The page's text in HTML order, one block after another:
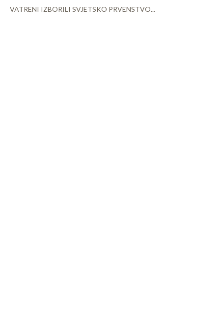
VATRENI IZBORILI SVJETSKO PRVENSTVO...